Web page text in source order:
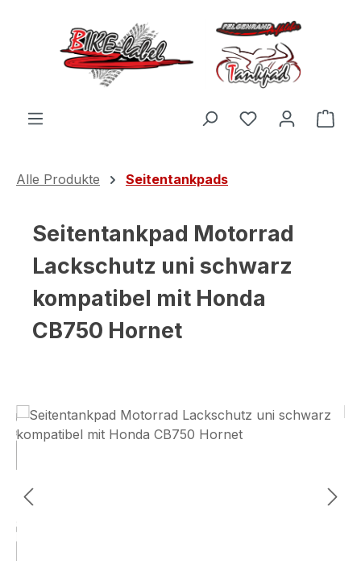
Zum Hauptinhalt springen
Du hast 0
Alle Produkte Seitentankpads
Seitentankpad Motorrad
Lackschutz uni schwarz
kompatibel mit Honda
CB750 Hornet
Bildergalerie überspringen